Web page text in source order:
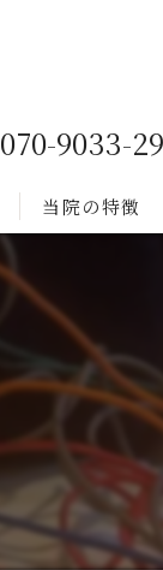
070-9033-
当院の特徴
トゥレット症候
難病
肩こり